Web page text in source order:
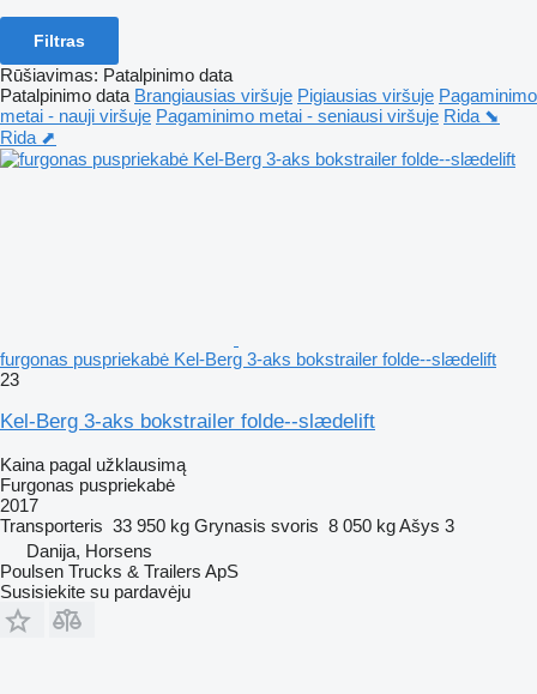
Filtras
Rūšiavimas: Patalpinimo data
Patalpinimo data Brangiausias viršuje Pigiausias viršuje Pagaminimo
metai - nauji viršuje Pagaminimo metai - seniausi viršuje Rida ⬊
Rida ⬈
furgonas puspriekabė Kel-Berg 3-aks bokstrailer folde--slædelift
23
Kel-Berg 3-aks bokstrailer folde--slædelift
Kaina pagal užklausimą
Furgonas puspriekabė
2017
Transporteris 33 950 kg Grynasis svoris 8 050 kgAšys 3
Danija, Horsens
Poulsen Trucks & Trailers ApS
Susisiekite su pardavėju